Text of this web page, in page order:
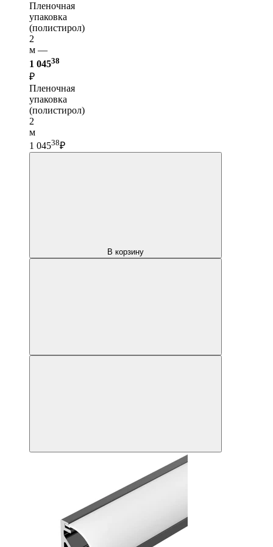
Пленочная
упаковка
(полистирол)
2
м —
1 04538
₽
Пленочная
упаковка
(полистирол)
2
м
1 04538₽
В корзину